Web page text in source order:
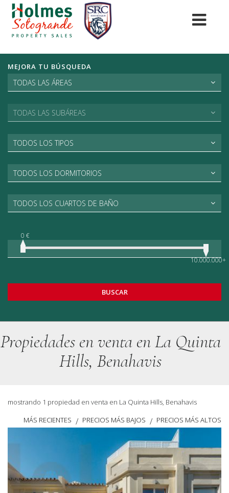
MEJORA TU BÚSQUEDA
TODAS LAS ÁREAS
TODAS LAS SUBÁREAS
0 €
10.000.000+
TODOS LOS TIPOS
TODOS LOS DORMITORIOS
TODOS LOS CUARTOS DE BAÑO
BUSCAR
Propiedades en venta en La Quinta
Hills, Benahavis
mostrando 1 propiedad en venta en La Quinta Hills, Benahavis
MÁS RECIENTES / PRECIOS MÁS BAJOS / PRECIOS MÁS ALTOS